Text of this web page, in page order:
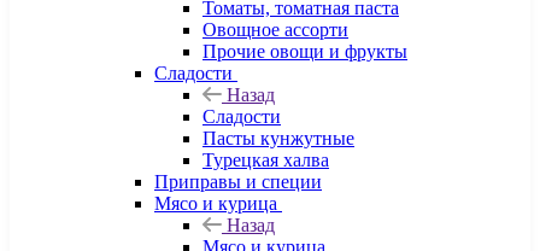
Томаты, томатная паста
Овощное ассорти
Прочие овощи и фрукты
Сладости
Назад
Сладости
Пасты кунжутные
Турецкая халва
Приправы и специи
Мясо и курица
Назад
Мясо и курица